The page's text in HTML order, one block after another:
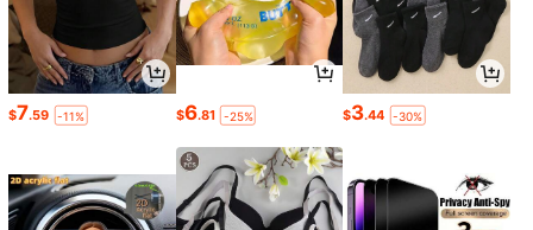
$7.59 -11% $6.81 -25% $3.44 -30%